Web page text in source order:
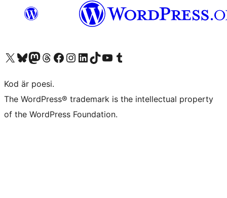
Besök vår X-konto (f.d. Twitter)
Besök vårt Bluesky-konto
Besök vårt Mastodon-konto
Besök vårt Thread-konto
Besök vår Facebook-sidaBesök vårt Instagram-konto
Besök vårt LinkedIn-konto
Besök vårt TikTok-konto
Besök vår YouTube-kanalBesök vårt Tumblr-konto
Kod är poesi.
The WordPress® trademark is the intellectual property
of the WordPress Foundation.